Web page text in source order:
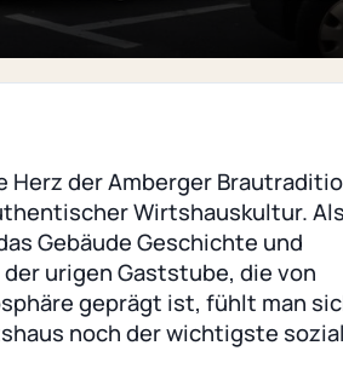
Herz der Amberger
Wirtshauskultur. Als
Gebäude Geschichte und
urigen Gaststube, die von
geprägt ist, fühlt man
noch der wichtigste